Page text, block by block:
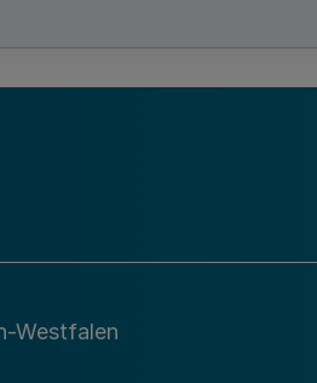
über die
Westfalen